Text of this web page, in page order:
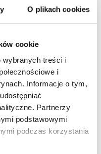
O plikach cookies
cookie
treści i
i
Informacje o tym,
Partnerzy
podstawowymi
podczas korzystania